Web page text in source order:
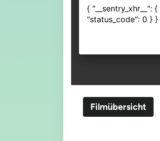
Filmübersicht